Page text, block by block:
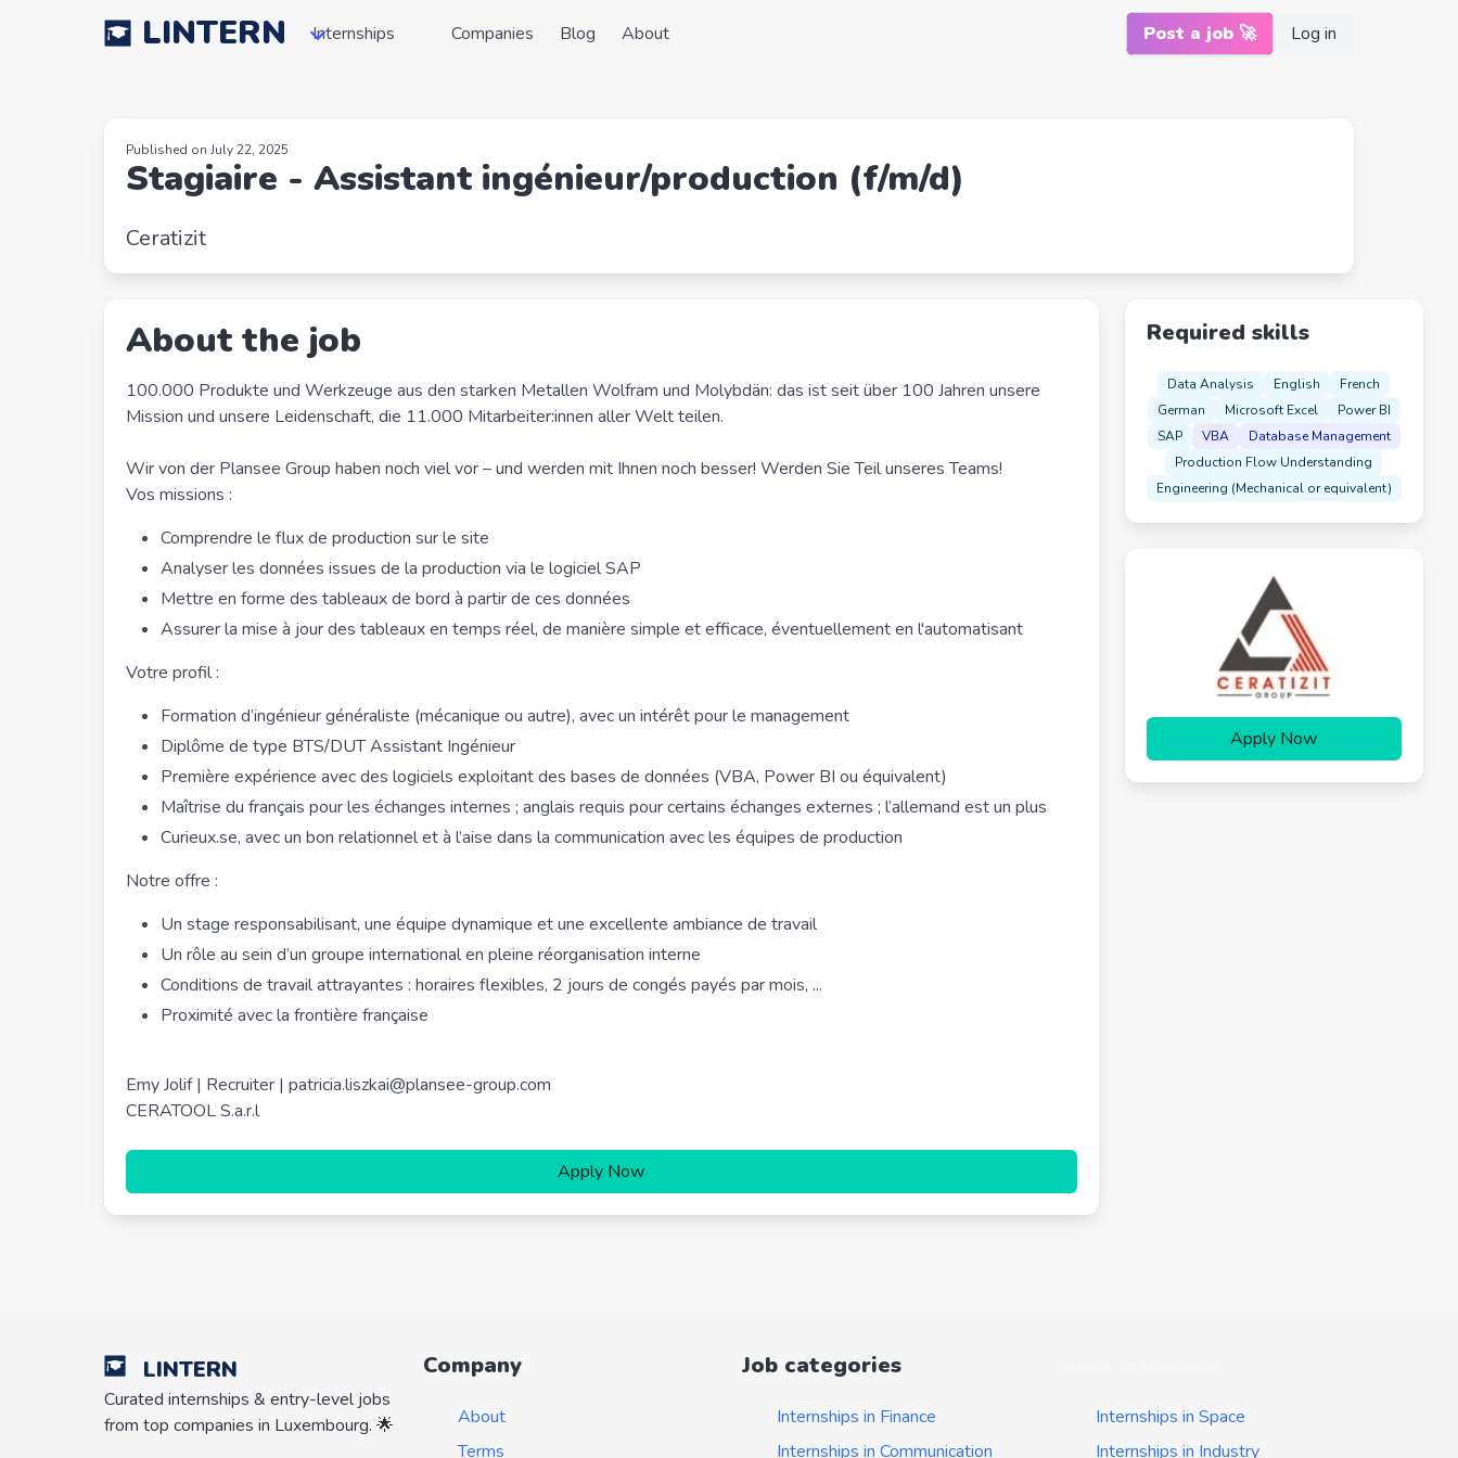
LINTERN Internships Companies Blog About Post a job 🚀 Log in
Published on July 22, 2025
Stagiaire - Assistant ingénieur/production (f/m/d)
Ceratizit
About the job
100.000 Produkte und Werkzeuge aus den starken Metallen Wolfram und Molybdän: das ist seit über 100 Jahren unsere
Mission und unsere Leidenschaft, die 11.000 Mitarbeiter:innen aller Welt teilen.
Wir von der Plansee Group haben noch viel vor – und werden mit Ihnen noch besser! Werden Sie Teil unseres Teams!
Vos missions :
Comprendre le flux de production sur le site
Analyser les données issues de la production via le logiciel SAP
Mettre en forme des tableaux de bord à partir de ces données
Assurer la mise à jour des tableaux en temps réel, de manière simple et efficace, éventuellement en l'automatisant
Votre profil :
Formation d’ingénieur généraliste (mécanique ou autre), avec un intérêt pour le management
Diplôme de type BTS/DUT Assistant Ingénieur
Première expérience avec des logiciels exploitant des bases de données (VBA, Power BI ou équivalent)
Maîtrise du français pour les échanges internes ; anglais requis pour certains échanges externes ; l’allemand est un plus
Curieux.se, avec un bon relationnel et à l’aise dans la communication avec les équipes de production
Notre offre :
Un stage responsabilisant, une équipe dynamique et une excellente ambiance de travail
Un rôle au sein d’un groupe international en pleine réorganisation interne
Conditions de travail attrayantes : horaires flexibles, 2 jours de congés payés par mois, ...
Proximité avec la frontière française
Emy Jolif | Recruiter | patricia.liszkai@plansee-group.com
CERATOOL S.a.r.l
Apply Now
Required skills
Data Analysis English
French
German
Microsoft Excel
Power BI
SAP
VBA
Database Management
Production Flow Understanding
Engineering (Mechanical or equivalent)
Apply Now
LINTERN
Curated internships & entry-level jobs
from top companies in Luxembourg. 🌟
Company
About
Terms
Job categories
Internships in Finance
Internships in Communication
Internships in Space
Internships in Industry